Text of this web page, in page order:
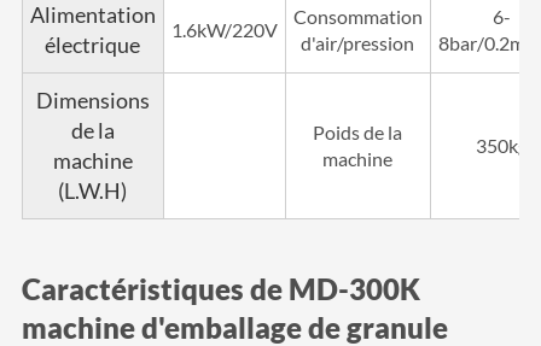
Alimentation
électrique
1.6kW/220V
Consommation
d'air/pression
6-
8bar/0.2m³/
Dimensions
de la
machine
(L.W.H)
Poids de la
machine
350kg
Caractéristiques de MD-300K
machine d'emballage de granule